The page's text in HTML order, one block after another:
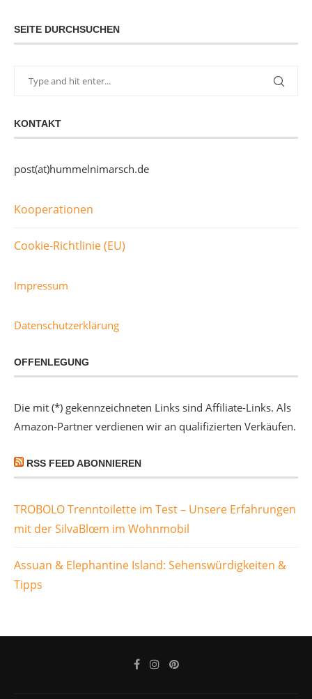
SEITE DURCHSUCHEN
KONTAKT
post(at)hummelnimarsch.de
Kooperationen
Cookie-Richtlinie (EU)
Impressum
Datenschutzerklärung
OFFENLEGUNG
Die mit (*) gekennzeichneten Links sind Affiliate-Links. Als
Amazon-Partner verdienen wir an qualifizierten Verkäufen.
RSS FEED ABONNIEREN
TROBOLO Trenntoilette im Test – Unsere Erfahrungen
mit der SilvaBlœm im Wohnmobil
Assuan & Elephantine Island: Sehenswürdigkeiten &
Tipps